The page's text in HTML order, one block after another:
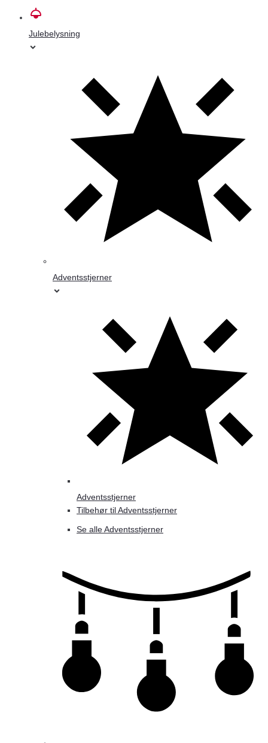
Julebelysning
Adventsstjerner
Adventsstjerner
Tilbehør til Adventsstjerner
Se alle Adventsstjerner